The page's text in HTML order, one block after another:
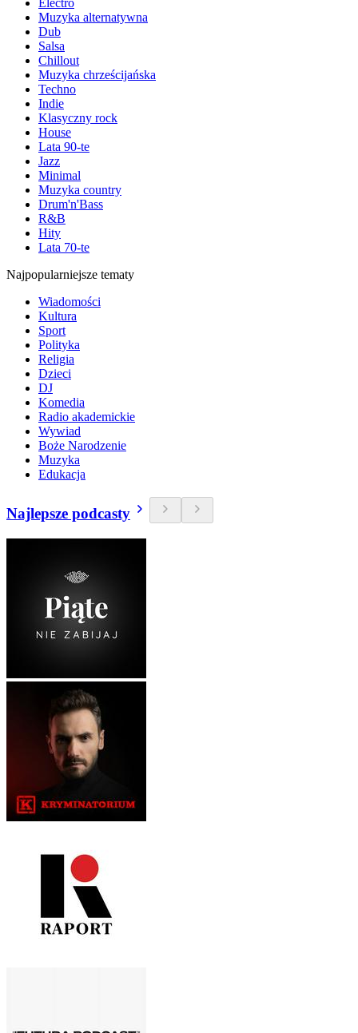
Electro
Muzyka alternatywna
Dub
Salsa
Chillout
Muzyka chrześcijańska
Techno
Indie
Klasyczny rock
House
Lata 90-te
Jazz
Minimal
Muzyka country
Drum'n'Bass
R&B
Hity
Lata 70-te
Najpopularniejsze tematy
Wiadomości
Kultura
Sport
Polityka
Religia
Dzieci
DJ
Komedia
Radio akademickie
Wywiad
Boże Narodzenie
Muzyka
Edukacja
Najlepsze podcasty